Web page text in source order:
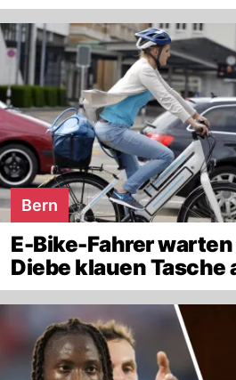
Bern
E-Bike-Fahrer
Diebe klauen Tasche